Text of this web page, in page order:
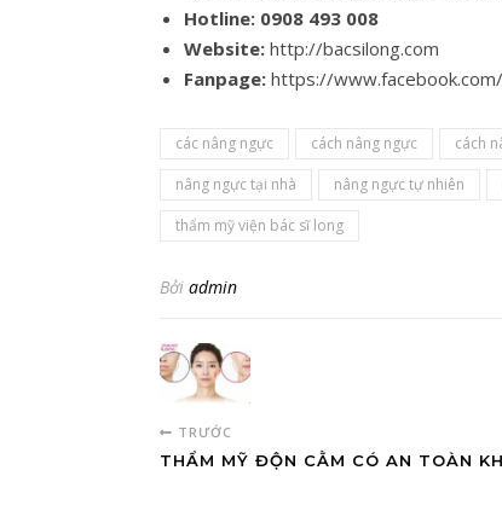
Hotline: 0908 493 008
Website: http://bacsilong.com
Fanpage: https://www.facebook.com/
các nâng ngực cách nâng ngực cách
nâng ngực tại nhà
nâng ngực tự nhiên
thẩm mỹ viện bác sĩ long
Bởi admin
TRƯỚC
THẨM MỸ ĐỘN CẰM CÓ AN TOÀN